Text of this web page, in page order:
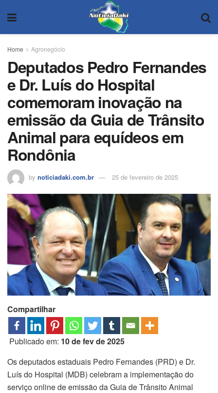
Home Agronegócio
Deputados Pedro Fernandes
e Dr. Luís do Hospital
comemoram inovação na
emissão da Guia de Trânsito
Animal para equídeos em
Rondônia
by noticiadaki.com.br 25 de fevereiro de 2025
Compartilhar
Publicado em: 10 de fev de 2025
Os deputados estaduais Pedro Fernandes (PRD) e Dr.
Luís do Hospital (MDB) celebram a implementação do
serviço online de emissão da Guia de Trânsito Animal